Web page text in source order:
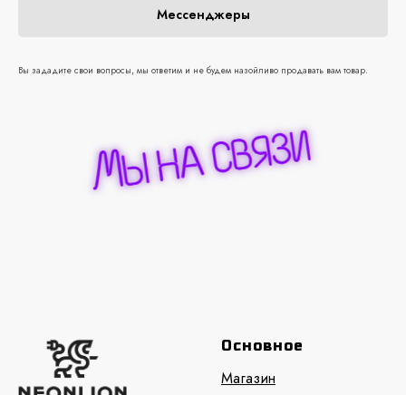
Мессенджеры
Вы зададите свои вопросы, мы ответим и не будем назойливо продавать вам товар.
Основное
Магазин